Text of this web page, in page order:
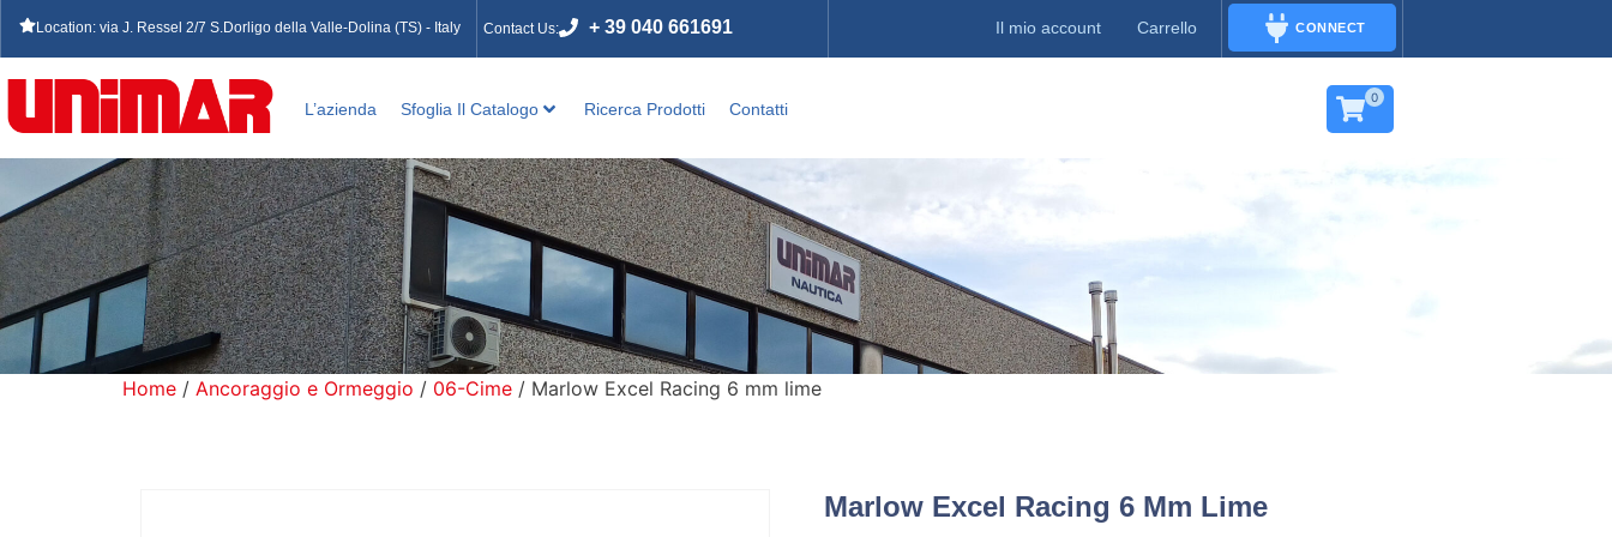
Location: via J. Ressel 2/7 S.Dorligo della Valle-Dolina (TS) - Italy Contact Us: + 39 040 661691 Il mio account Carrello CONNECT
L’azienda Sfoglia Il Catalogo Ricerca Prodotti Contatti
0
Home / Ancoraggio e Ormeggio / 06-Cime / Marlow Excel Racing 6 mm lime
Marlow Excel Racing 6 Mm Lime